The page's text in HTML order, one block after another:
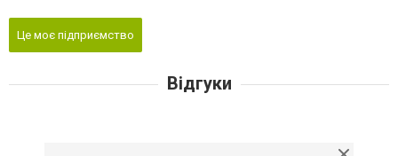
Це моє підприємство
Відгуки